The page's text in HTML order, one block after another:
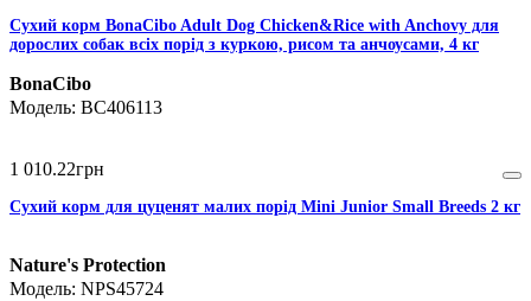
Сухий корм BonaCibo Adult Dog Chicken&Rice with Anchovy для
дорослих собак всіх порід з куркою, рисом та анчоусами, 4 кг
BonaCibo
BC406113
1 010.22грн
Сухий корм для цуценят малих порід Mini Junior Small Breeds 2 кг
Nature's Protection
NPS45724